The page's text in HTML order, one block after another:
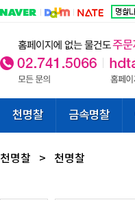
천명찰 금속명찰
천명찰 > 천명찰